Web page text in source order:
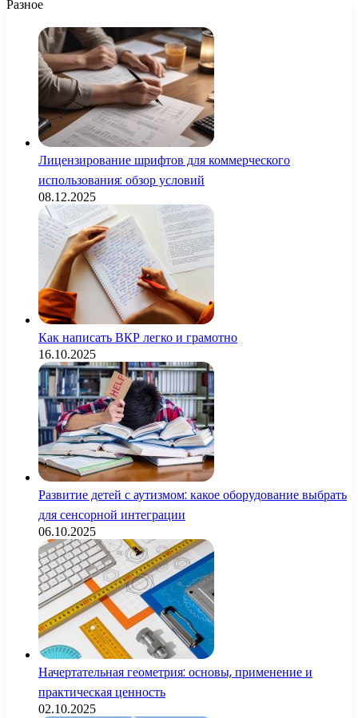
Разное
Лицензирование шрифтов для коммерческого
использования: обзор условий
08.12.2025
Как написать ВКР легко и грамотно
16.10.2025
Развитие детей с аутизмом: какое оборудование выбрать
для сенсорной интеграции
06.10.2025
Начертательная геометрия: основы, применение и
практическая ценность
02.10.2025